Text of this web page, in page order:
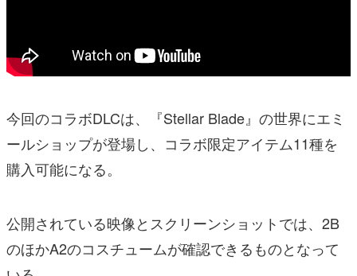
今回のコラボDLCは、『Stellar Blade』の世界にエミ
ールショップが登場し、コラボ限定アイテム11種を
購入可能になる。
公開されている映像とスクリーンショットでは、2B
のほかA2のコスチュームが確認できるものとなって